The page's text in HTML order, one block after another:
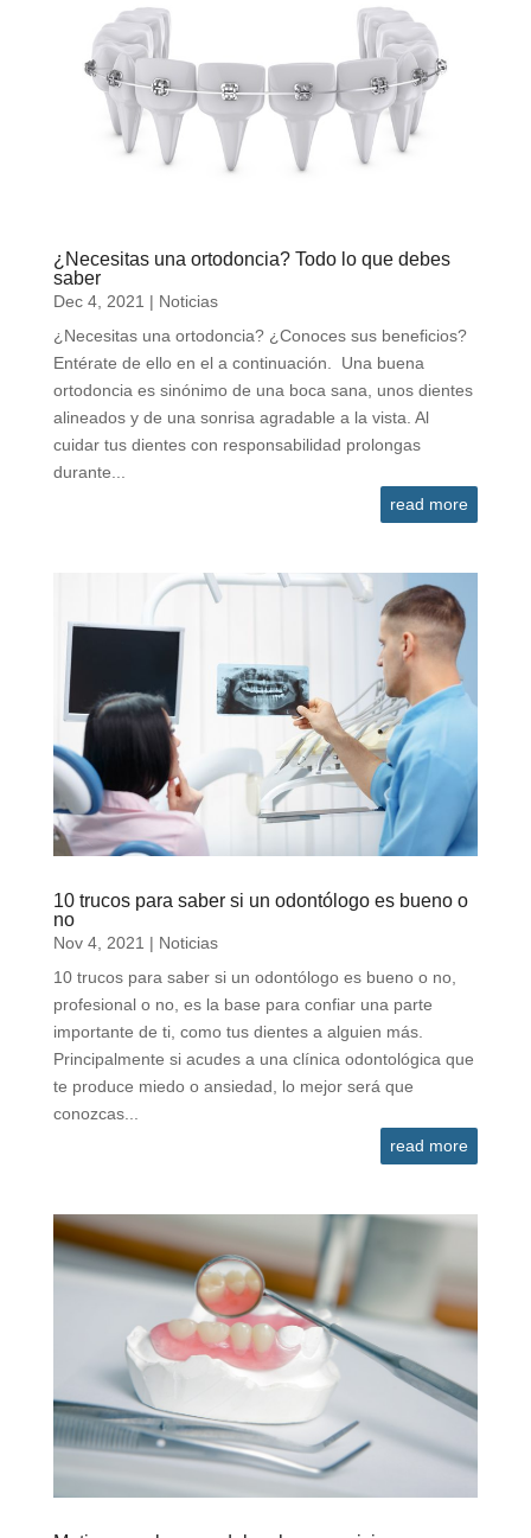
¿Necesitas una ortodoncia? Todo lo que debes
saber
Dec 4, 2021 | Noticias
¿Necesitas una ortodoncia? ¿Conoces sus beneficios?
Entérate de ello en el a continuación. Una buena
ortodoncia es sinónimo de una boca sana, unos dientes
alineados y de una sonrisa agradable a la vista. Al
cuidar tus dientes con responsabilidad prolongas
durante...
read more
10 trucos para saber si un odontólogo es bueno o
no
Nov 4, 2021 | Noticias
10 trucos para saber si un odontólogo es bueno o no,
profesional o no, es la base para confiar una parte
importante de ti, como tus dientes a alguien más.
Principalmente si acudes a una clínica odontológica que
te produce miedo o ansiedad, lo mejor será que
conozcas...
read more